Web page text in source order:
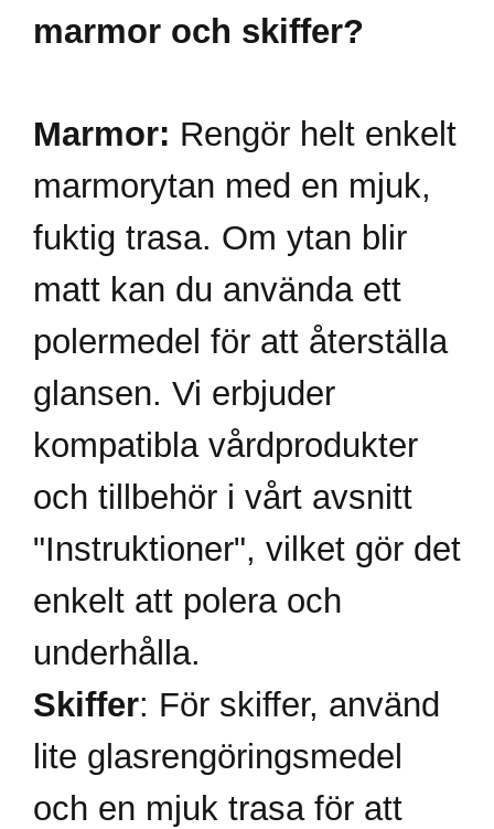
marmor och skiffer?
Marmor: Rengör helt enkelt
marmorytan med en mjuk,
fuktig trasa. Om ytan blir
matt kan du använda ett
polermedel för att återställa
glansen. Vi erbjuder
kompatibla vårdprodukter
och tillbehör i vårt avsnitt
"Instruktioner", vilket gör det
enkelt att polera och
underhålla.
Skiffer: För skiffer, använd
lite glasrengöringsmedel
och en mjuk trasa för att